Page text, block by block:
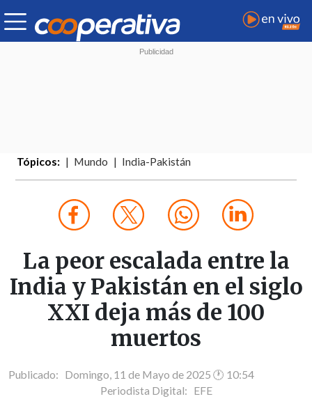
Tópicos: Mundo India-Pakistán
La peor escalada entre la
India y Pakistán en el siglo
XXI deja más de 100
muertos
Publicado: Domingo, 11 de Mayo de 2025 🕐 10:54
Periodista Digital: EFE